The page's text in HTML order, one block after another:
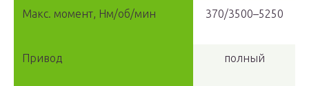
Макс. момент, Нм/об/мин 370/3500–5250
Привод полный